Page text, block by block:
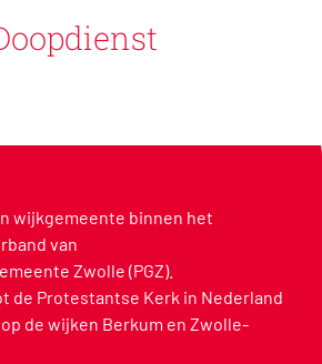
wijkgemeente binnen het
van
Zwolle (PGZ).
de Protestantse Kerk in Nederland
de wijken Berkum en Zwolle-